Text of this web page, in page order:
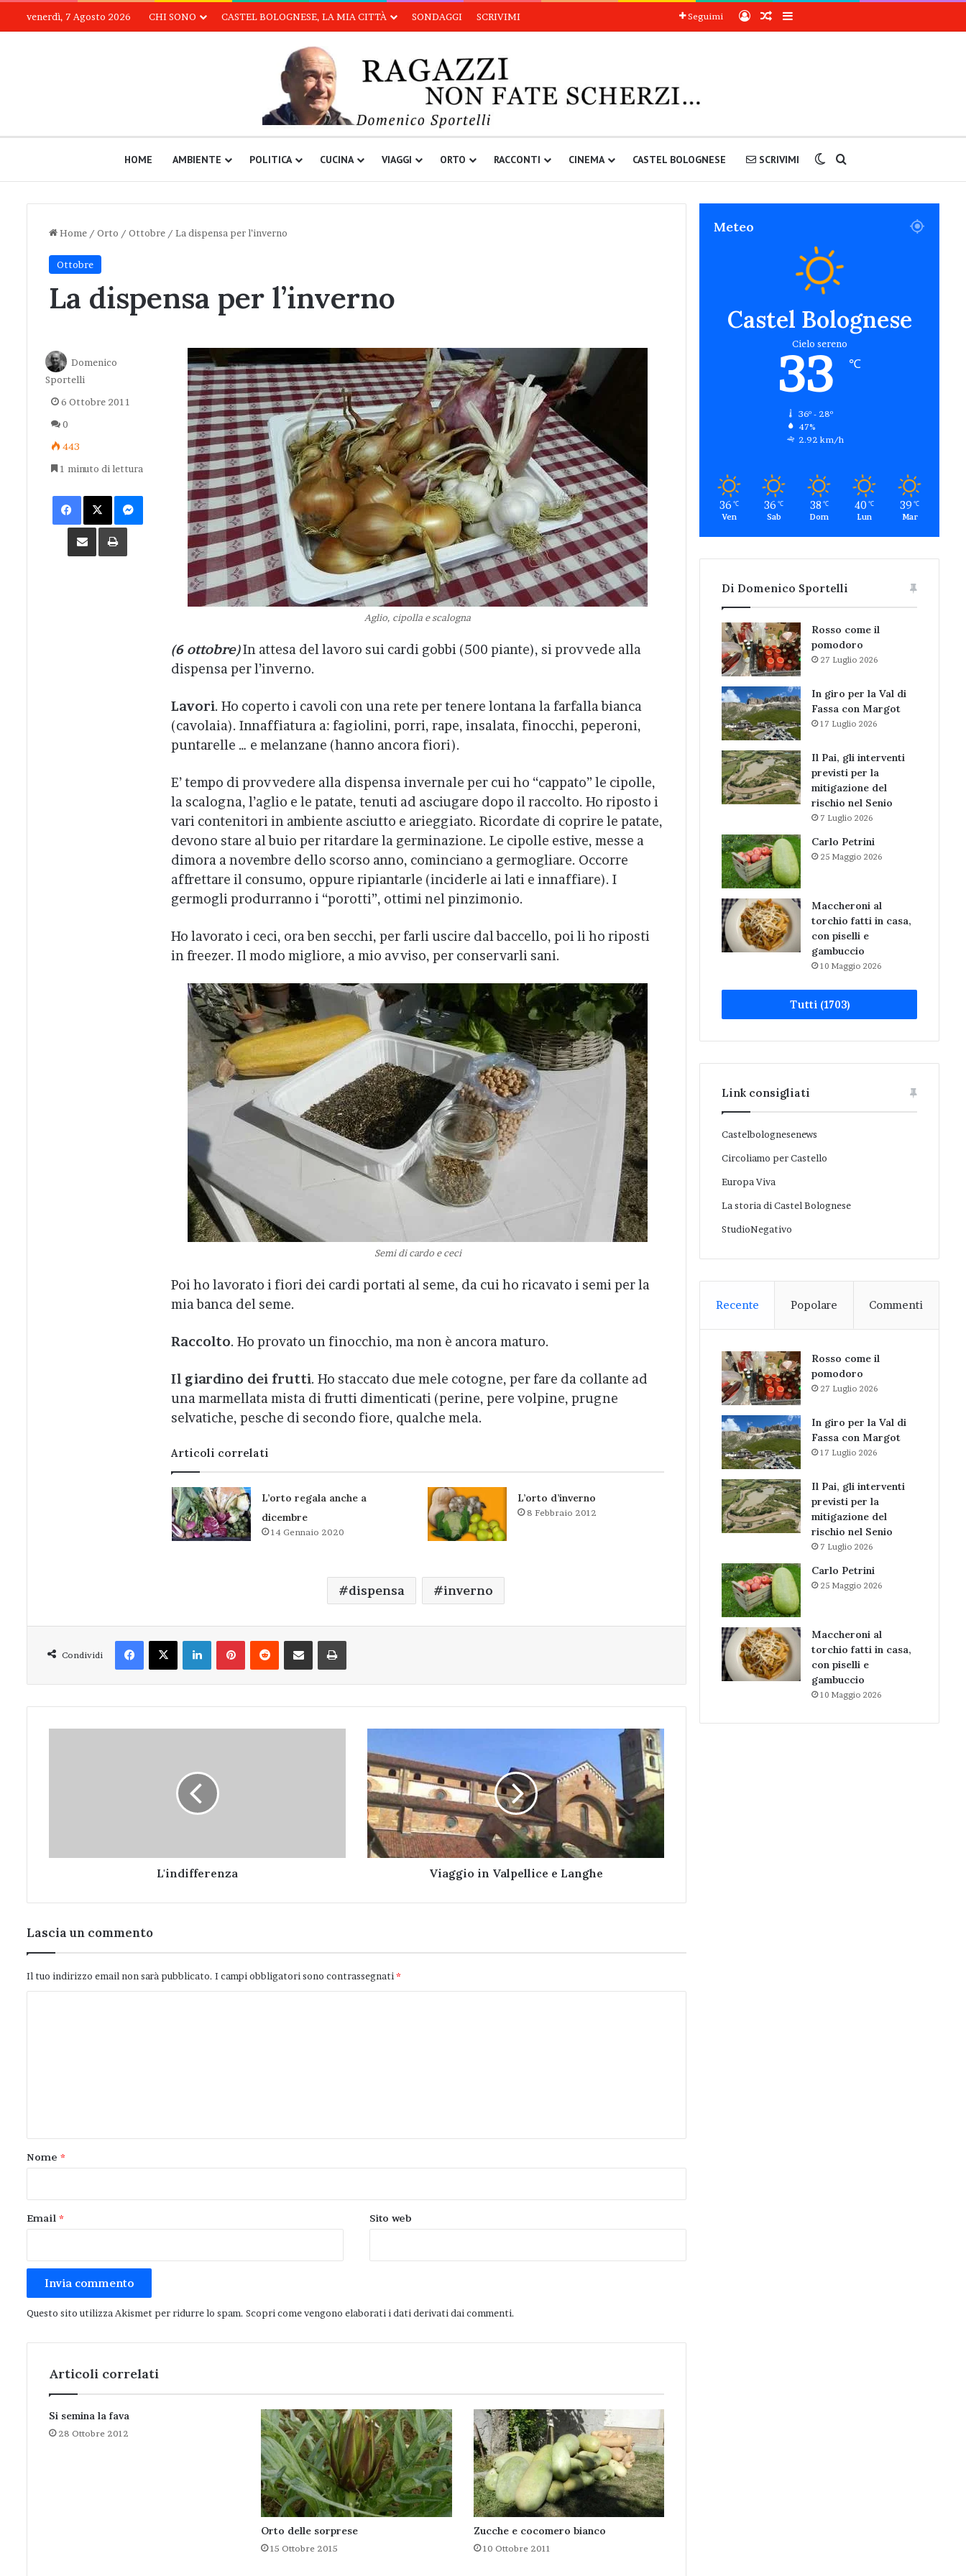
venerdì, 7 Agosto 2026 CHI SONO CASTEL BOLOGNESE, LA MIA CITTÀ SONDAGGI SCRIVIMI Seguimi AccediArticoli a sorpresa
Barra laterale
HOME AMBIENTE POLITICA CUCINA VIAGGI ORTO RACCONTI CINEMA CASTEL BOLOGNESE SCRIVIMI Cambia aspetto
Home / Orto / Ottobre / La dispensa per l’inverno
Ottobre
La dispensa per l’inverno
Aglio, cipolla e scalogna
(6 ottobre)In attesa del lavoro sui cardi gobbi (500 piante), si provvede alla
dispensa per l’inverno.
Lavori. Ho coperto i cavoli con una rete per tenere lontana la farfalla bianca
(cavolaia). Innaffiatura a: fagiolini, porri, rape, insalata, finocchi, peperoni,
puntarelle … e melanzane (hanno ancora fiori).
E’ tempo di provvedere alla dispensa invernale per cui ho “cappato” le cipolle,
la scalogna, l’aglio e le patate, tenuti ad asciugare dopo il raccolto. Ho riposto i
vari contenitori in ambiente asciutto e arieggiato. Ricordate di coprire le patate,
devono stare al buio per ritardare la germinazione. Le cipolle estive, messe a
dimora a novembre dello scorso anno, cominciano a germogliare. Occorre
affrettare il consumo, oppure ripiantarle (inciderle ai lati e innaffiare). I
germogli produrranno i “porotti”, ottimi nel pinzimonio.
Ho lavorato i ceci, ora ben secchi, per farli uscire dal baccello, poi li ho riposti
in freezer. Il modo migliore, a mio avviso, per conservarli sani.
Semi di cardo e ceci
Poi ho lavorato i fiori dei cardi portati al seme, da cui ho ricavato i semi per la
mia banca del seme.
Raccolto. Ho provato un finocchio, ma non è ancora maturo.
Il giardino dei frutti. Ho staccato due mele cotogne, per fare da collante ad
una marmellata mista di frutti dimenticati (perine, pere volpine, prugne
selvatiche, pesche di secondo fiore, qualche mela.
Articoli correlati
L’orto regala anche a
dicembre
14 Gennaio 2020
L’orto d’inverno
8 Febbraio 2012
dispensa inverno
Domenico
Sportelli
6 Ottobre 2011
0
443
1 minuto di lettura
Facebook
X Messenger
Condividi via Email Stampa
Condividi
Facebook
X LinkedInPinterestReddit Condividi via Email Stampa
L'indifferenza
in
Valpellice
e
Langhe
Viaggio in Valpellice e Langhe
Lascia un commento
Il tuo indirizzo email non sarà pubblicato. I campi obbligatori sono contrassegnati *
o
Nome *
Email * Sito web
Questo sito utilizza Akismet per ridurre lo spam. Scopri come vengono elaborati i dati derivati dai commenti.
Articoli correlati
Si semina la fava
28 Ottobre 2012
Orto delle sorprese
15 Ottobre 2015
Zucche e cocomero bianco
10 Ottobre 2011
Meteo
Castel Bolognese
Cielo sereno
33 ℃
36º - 28º
47%
2.92 km/h
36 ℃
Ven
36 ℃
Sab
38 ℃
Dom
40 ℃
Lun
39 ℃
Mar
Di Domenico Sportelli
Rosso come il
pomodoro
27 Luglio 2026
In giro per la Val di
Fassa con Margot
17 Luglio 2026
Il Pai, gli interventi
previsti per la
mitigazione del
rischio nel Senio
7 Luglio 2026
Carlo Petrini
25 Maggio 2026
Maccheroni al
torchio fatti in casa,
con piselli e
gambuccio
10 Maggio 2026
Tutti (1703)
Link consigliati
Castelbolognesenews
Circoliamo per Castello
Europa Viva
La storia di Castel Bolognese
StudioNegativo
Recente Popolare Commenti
Rosso come il
pomodoro
27 Luglio 2026
In giro per la Val di
Fassa con Margot
17 Luglio 2026
Il Pai, gli interventi
previsti per la
mitigazione del
rischio nel Senio
7 Luglio 2026
Carlo Petrini
25 Maggio 2026
Maccheroni al
torchio fatti in casa,
con piselli e
gambuccio
10 Maggio 2026